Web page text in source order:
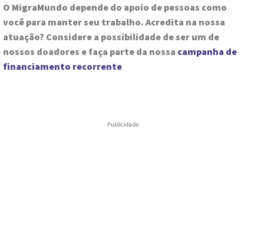
O MigraMundo depende do apoio de pessoas como
você para manter seu trabalho. Acredita na nossa
atuação? Considere a possibilidade de ser um de
nossos doadores e faça parte da nossa campanha de
financiamento recorrente
Publicidade